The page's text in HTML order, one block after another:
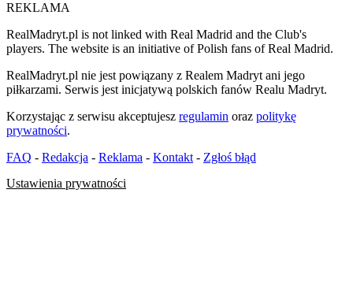
REKLAMA
RealMadryt.pl is not linked with Real Madrid and the Club's
players. The website is an initiative of Polish fans of Real Madrid.
RealMadryt.pl nie jest powiązany z Realem Madryt ani jego
piłkarzami. Serwis jest inicjatywą polskich fanów Realu Madryt.
Korzystając z serwisu akceptujesz regulamin oraz politykę
prywatności.
FAQ - Redakcja - Reklama - Kontakt - Zgłoś błąd
Ustawienia prywatności